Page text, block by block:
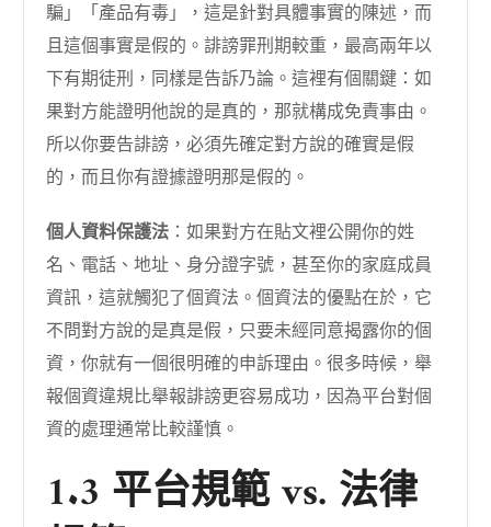
騙」「產品有毒」，這是針對具體事實的陳述，而
且這個事實是假的。誹謗罪刑期較重，最高兩年以
下有期徒刑，同樣是告訴乃論。這裡有個關鍵：如
果對方能證明他說的是真的，那就構成免責事由。
所以你要告誹謗，必須先確定對方說的確實是假
的，而且你有證據證明那是假的。
個人資料保護法 ：如果對方在貼文裡公開你的姓
名、電話、地址、身分證字號，甚至你的家庭成員
資訊，這就觸犯了個資法。個資法的優點在於，它
不問對方說的是真是假，只要未經同意揭露你的個
資，你就有一個很明確的申訴理由。很多時候，舉
報個資違規比舉報誹謗更容易成功，因為平台對個
資的處理通常比較謹慎。
1.3 平台規範 vs. 法律